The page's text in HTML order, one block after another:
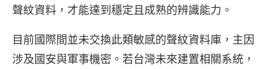
聲紋資料，才能達到穩定且成熟的辨識能力。
目前國際間並未交換此類敏感的聲紋資料庫，主因
涉及國安與軍事機密。若台灣未來建置相關系統，